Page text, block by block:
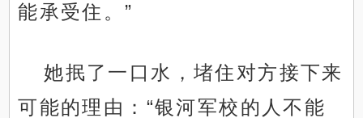
能承受住。”
她抿了一口水，堵住对方接下来
可能的理由：“银河军校的人不能